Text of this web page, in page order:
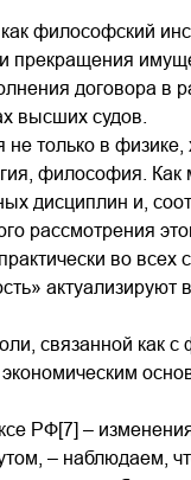
философский
прекращения
договора в
высших судов.
только в физике,
философия.
дисциплин и,
рассмотрения
во всех
актуализируют
связанной как
РФ[7] –
– наблюдаем,